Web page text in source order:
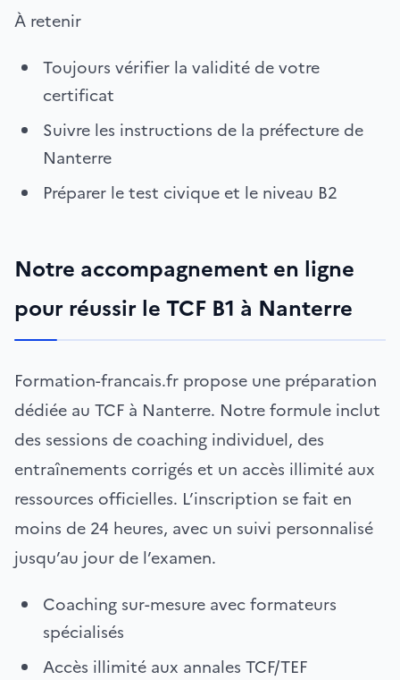
À retenir
Toujours vérifier la validité de votre
certificat
Suivre les instructions de la préfecture de
Nanterre
Préparer le test civique et le niveau B2
Notre accompagnement en ligne
pour réussir le TCF B1 à Nanterre
Formation-francais.fr propose une préparation
dédiée au TCF à Nanterre. Notre formule inclut
des sessions de coaching individuel, des
entraînements corrigés et un accès illimité aux
ressources officielles. L’inscription se fait en
moins de 24 heures, avec un suivi personnalisé
jusqu’au jour de l’examen.
Coaching sur-mesure avec formateurs
spécialisés
Accès illimité aux annales TCF/TEF